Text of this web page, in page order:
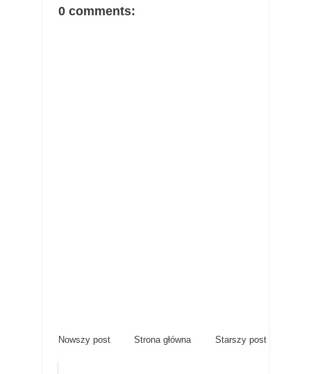
0 comments:
Nowszy post Starszy post
Strona główna